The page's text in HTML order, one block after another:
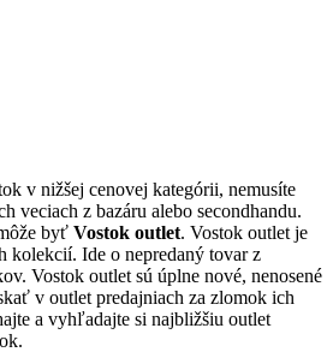
v nižšej cenovej kategórii, nemusíte
veciach z bazáru alebo secondhandu.
byť Vostok outlet. Vostok outlet je
kolekcií. Ide o nepredaný tovar z
Vostok outlet sú úplne nové, nenosené
v outlet predajniach za zlomok ich
a vyhľadajte si najbližšiu outlet